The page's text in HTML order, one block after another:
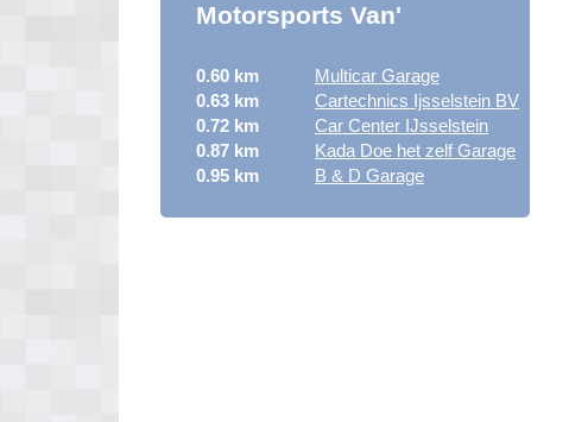
Motorsports Van'
0.60 km
Multicar Garage
0.63 km
Cartechnics Ijsselstein BV
0.72 km
Car Center IJsselstein
0.87 km
Kada Doe het zelf Garage
0.95 km
B & D Garage